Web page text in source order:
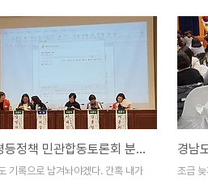
원 100만 시대, 다문화정책포럼
, 다문화가족지원 정책 10년을 디
해경)는 지난 17일 창원문화원 대강
문화정책포럼을 개최했다. 이번 포
나19 확산 방지를 위해 시·군 다문
사자, 다문화정책 전문가 등 50여
가운데 유튜브, 페이스북을 통해
이 아
그러지
싣겠지
미는
일 나오
경남도
음은
도 양
양성평등정책 민관합동토론회 분임토의 내용 메모
기록으로 남겨놔야겠다. 간혹 내가
조금